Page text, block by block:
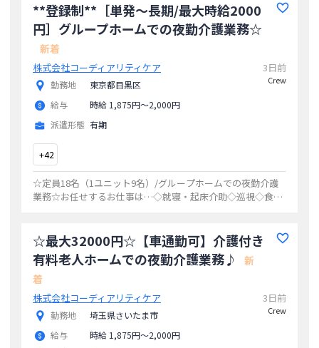
**登録制**［単発〜長期/最大時給2000
円］グループホームでの夜勤介護業務☆
新着
株式会社コーディアリティケア
勤務地
東京都目黒区
給与
時給 1,875円〜2,000円
派遣形態 有期
3日前
Crew
+42
☆定員18名（1ユニット9名）/グループホームでの夜勤介護
業務☆お任せするお仕事は…◇就寝・起床介助◇巡視◇食事
☆最大32000円☆【車通勤可】介護付き
有料老人ホームでの夜勤介護業務♪
新
着
株式会社コーディアリティケア
勤務地
埼玉県さいたま市
給与
時給 1,875円〜2,000円
3日前
Crew